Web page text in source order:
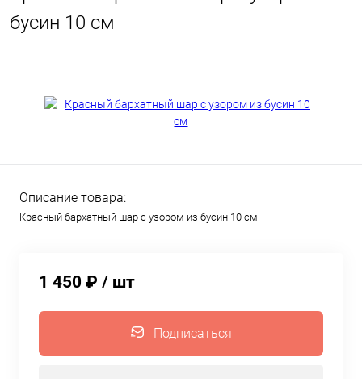
бусин 10 см
Описание товара:
Красный бархатный шар с узором из бусин 10 см
1 450 ₽ / шт
Подписаться